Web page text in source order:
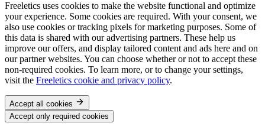
Freeletics uses cookies to make the website functional and optimize
your experience. Some cookies are required. With your consent, we
also use cookies or tracking pixels for marketing purposes. Some of
this data is shared with our advertising partners. These help us
improve our offers, and display tailored content and ads here and on
our partner websites. You can choose whether or not to accept these
non-required cookies. To learn more, or to change your settings,
visit the Freeletics cookie and privacy policy.
Accept all cookies
Accept only required cookies